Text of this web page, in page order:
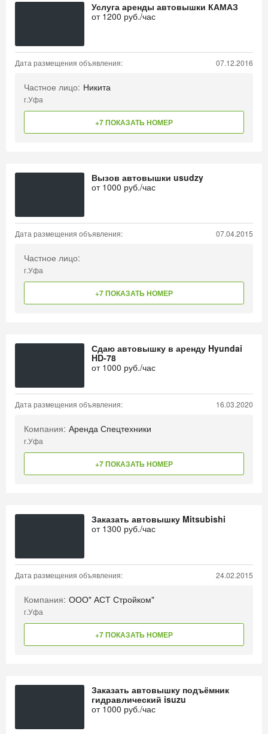
Услуга аренды автовышки КАМАЗ
от 1200 руб./час
Дата размещения объявления: 07.12.2016
Частное лицо: Никита
г.Уфа
+7 ПОКАЗАТЬ НОМЕР
Вызов автовышки usudzy
от 1000 руб./час
Дата размещения объявления: 07.04.2015
Частное лицо:
г.Уфа
+7 ПОКАЗАТЬ НОМЕР
Сдаю автовышку в аренду Hyundai
HD-78
от 1000 руб./час
Дата размещения объявления: 16.03.2020
Компания: Аренда Спецтехники
г.Уфа
+7 ПОКАЗАТЬ НОМЕР
Заказать автовышку Mitsubishi
от 1300 руб./час
Дата размещения объявления: 24.02.2015
Компания: ООО" АСТ Стройком"
г.Уфа
+7 ПОКАЗАТЬ НОМЕР
Заказать автовышку подъёмник
гидравлический isuzu
от 1000 руб./час